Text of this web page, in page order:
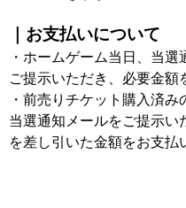
｜お支払いについて
・ホームゲーム当日、当
ご提示いただき、必要金額
・前売りチケット購入済
当選通知メールをご提示い
を差し引いた金額をお支払